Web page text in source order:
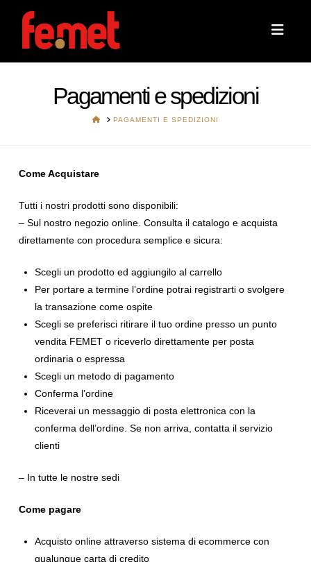
Pagamenti e spedizioni
HOMEPAGAMENTI E SPEDIZIONI
Come Acquistare
Tutti i nostri prodotti sono disponibili:
– Sul nostro negozio online. Consulta il catalogo e acquista
direttamente con procedura semplice e sicura:
Scegli un prodotto ed aggiungilo al carrello
Per portare a termine l’ordine potrai registrarti o svolgere
la transazione come ospite
Scegli se preferisci ritirare il tuo ordine presso un punto
vendita FEMET o riceverlo direttamente per posta
ordinaria o espressa
Scegli un metodo di pagamento
Conferma l’ordine
Riceverai un messaggio di posta elettronica con la
conferma dell’ordine. Se non arriva, contatta il servizio
clienti
– In tutte le nostre sedi
Come pagare
Acquisto online attraverso sistema di ecommerce con
qualunque carta di credito